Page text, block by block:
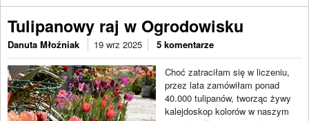
Tulipanowy raj w Ogrodowisku
Danuta Młoźniak 19 wrz 2025 5 komentarze
Choć zatraciłam się w liczeniu,
przez lata zamówiłam ponad
40.000 tulipanów, tworząc żywy
kalejdoskop kolorów w naszym